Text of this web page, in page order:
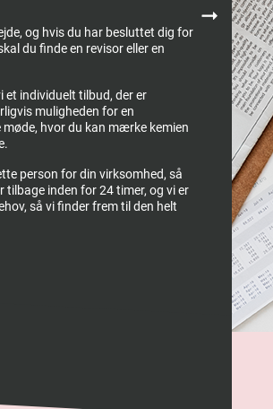
og hvis du har besluttet dig for
du finde en revisor eller en
et individuelt tilbud, der er
muligheden for en
hvor du kan mærke kemien
person for din virksomhed, så
tilbage inden for 24 timer, og vi er
så vi finder frem til den helt
Next